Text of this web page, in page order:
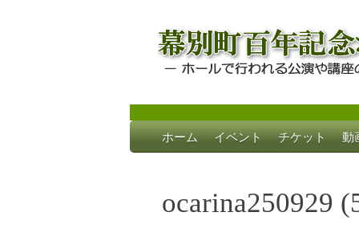
幕別町百年記
ホールで行われる公演や講座のご案内
Skip
to
ホーム イベント チケット 動
ocarina250929